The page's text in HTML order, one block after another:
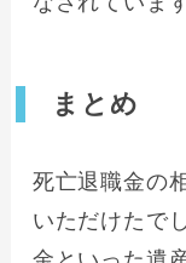
まとめ
死亡退職金の
いただけたで